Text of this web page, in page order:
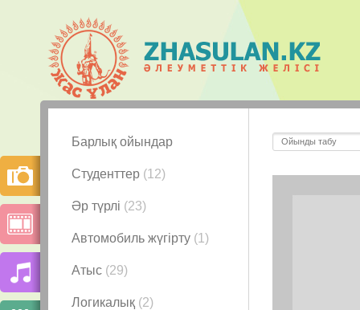
Барлық ойындар
Студенттер (12)
Әр түрлі (23)
Автомобиль жүгірту (1)
Атыс (29)
Логикалық (2)